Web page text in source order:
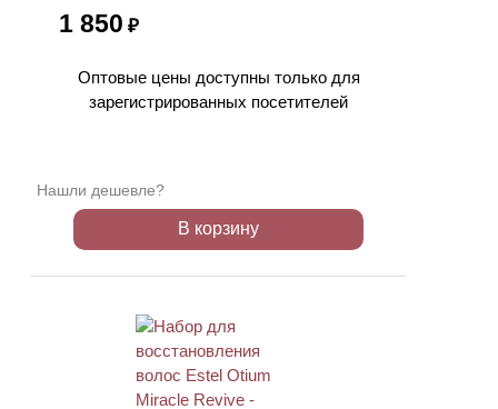
1 850 ₽
Оптовые цены доступны только для
зарегистрированных посетителей
Нашли дешевле?
В корзину